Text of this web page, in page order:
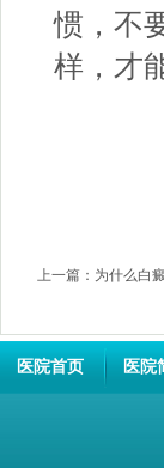
惯，不
样，才
上一篇： 为什么白
医院首页 医院